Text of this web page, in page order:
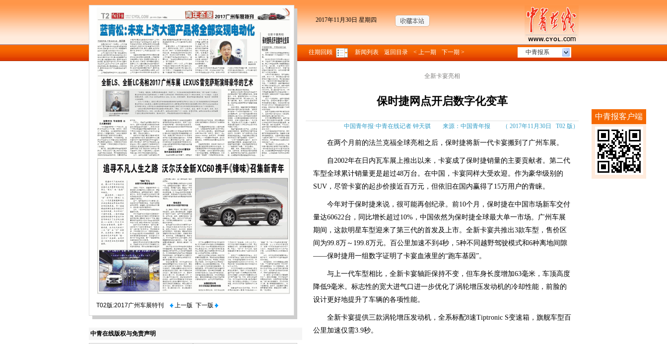
中青报客户端
T02版:2017广州车展特刊 上一版 下一版
中青在线版权与免责声明
2017年11月30日 星期四
往期回顾 新闻列表 返回目录 < 上一期 下一期 > 中青报系
全新卡宴亮相
保时捷网点开启数字化变革
中国青年报·中青在线记者 钟天骐 来源：中国青年报 （ 2017年11月30日 T02 版）
在两个月前的法兰克福全球亮相之后，保时捷将新一代卡宴搬到了广州车展。
自2002年在日内瓦车展上推出以来，卡宴成了保时捷销量的主要贡献者。第二代
车型全球累计销量更是超过48万台。在中国，卡宴同样大受欢迎。作为豪华级别的
SUV，尽管卡宴的起步价接近百万元，但依旧在国内赢得了15万用户的青睐。
今年对于保时捷来说，很可能再创纪录。前10个月，保时捷在中国市场新车交付
量达60622台，同比增长超过10%，中国依然为保时捷全球最大单一市场。广州车展
期间，这款明星车型迎来了第三代的首发及上市。全新卡宴共推出3款车型，售价区
间为99.8万～199.8万元。百公里加速不到4秒，5种不同越野驾驶模式和6种离地间隙
——保时捷用一组数字证明了卡宴血液里的“跑车基因”。
与上一代车型相比，全新卡宴轴距保持不变，但车身长度增加63毫米，车顶高度
降低9毫米。标志性的宽大进气口进一步优化了涡轮增压发动机的冷却性能，前脸的
设计更好地提升了车辆的各项性能。
全新卡宴提供三款涡轮增压发动机，全系标配8速Tiptronic S变速箱，旗舰车型百
公里加速仅需3.9秒。